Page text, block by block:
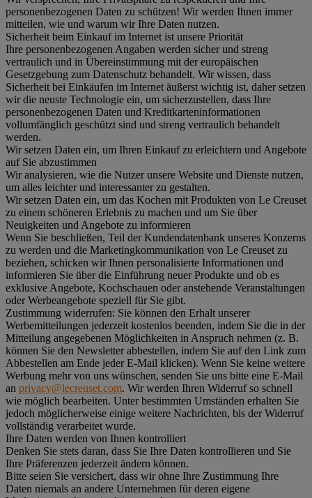
personenbezogenen Daten zu schützen! Wir werden Ihnen immer
mitteilen, wie und warum wir Ihre Daten nutzen.
Sicherheit beim Einkauf im Internet ist unsere Priorität
Ihre personenbezogenen Angaben werden sicher und streng
vertraulich und in Übereinstimmung mit der europäischen
Gesetzgebung zum Datenschutz behandelt. Wir wissen, dass
Sicherheit bei Einkäufen im Internet äußerst wichtig ist, daher setzen
wir die neuste Technologie ein, um sicherzustellen, dass Ihre
personenbezogenen Daten und Kreditkarteninformationen
vollumfänglich geschützt sind und streng vertraulich behandelt
werden.
Wir setzen Daten ein, um Ihren Einkauf zu erleichtern und Angebote
auf Sie abzustimmen
Wir analysieren, wie die Nutzer unsere Website und Dienste nutzen,
um alles leichter und interessanter zu gestalten.
Wir setzen Daten ein, um das Kochen mit Produkten von Le Creuset
zu einem schöneren Erlebnis zu machen und um Sie über
Neuigkeiten und Angebote zu informieren
Wenn Sie beschließen, Teil der Kundendatenbank unseres Konzerns
zu werden und die Marketingkommunikation von Le Creuset zu
beziehen, schicken wir Ihnen personalisierte Informationen und
informieren Sie über die Einführung neuer Produkte und ob es
exklusive Angebote, Kochschauen oder anstehende Veranstaltungen
oder Werbeangebote speziell für Sie gibt.
Zustimmung widerrufen: Sie können den Erhalt unserer
Werbemitteilungen jederzeit kostenlos beenden, indem Sie die in der
Mitteilung angegebenen Möglichkeiten in Anspruch nehmen (z. B.
können Sie den Newsletter abbestellen, indem Sie auf den Link zum
Abbestellen am Ende jeder E-Mail klicken). Wenn Sie keine weitere
Werbung mehr von uns wünschen, senden Sie uns bitte eine E-Mail
an privacy@lecreuset.com. Wir werden Ihren Widerruf so schnell
wie möglich bearbeiten. Unter bestimmten Umständen erhalten Sie
jedoch möglicherweise einige weitere Nachrichten, bis der Widerruf
vollständig verarbeitet wurde.
Ihre Daten werden von Ihnen kontrolliert
Denken Sie stets daran, dass Sie Ihre Daten kontrollieren und Sie
Ihre Präferenzen jederzeit ändern können.
Bitte seien Sie versichert, dass wir ohne Ihre Zustimmung Ihre
Daten niemals an andere Unternehmen für deren eigene